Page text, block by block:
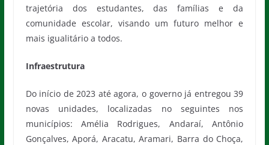
trajetória dos estudantes, das famílias e da
comunidade escolar, visando um futuro melhor e
mais igualitário a todos.
Infraestrutura
Do início de 2023 até agora, o governo já entregou 39
novas unidades, localizadas no seguintes nos
municípios: Amélia Rodrigues, Andaraí, Antônio
Gonçalves, Aporá, Aracatu, Aramari, Barra do Choça,